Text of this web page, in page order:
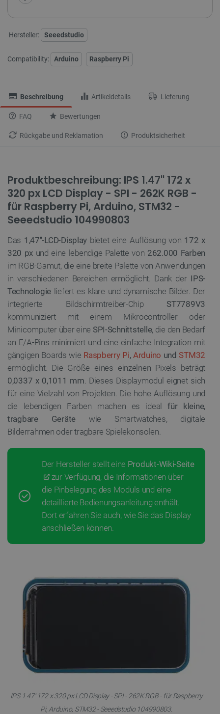
Hersteller: Seeedstudio
Compatibility: Arduino Raspberry Pi
Beschreibung Artikeldetails Lieferung
FAQ Bewertungen
Rückgabe und Reklamation Produktsicherheit
Produktbeschreibung: IPS 1.47'' 172 x
320 px LCD Display - SPI - 262K RGB -
für Raspberry Pi, Arduino, STM32 -
Seeedstudio 104990803
Das 1,47''-LCD-Display bietet eine Auflösung von 172 x
320 px und eine lebendige Palette von 262.000 Farben
im RGB-Gamut, die eine breite Palette von Anwendungen
in verschiedenen Bereichen ermöglicht. Dank der IPS-
Technologie liefert es klare und dynamische Bilder. Der
integrierte Bildschirmtreiber-Chip ST7789V3
kommuniziert mit einem Mikrocontroller oder
Minicomputer über eine SPI-Schnittstelle, die den Bedarf
an E/A-Pins minimiert und eine einfache Integration mit
gängigen Boards wie Raspberry Pi, Arduino und STM32
ermöglicht. Die Größe eines einzelnen Pixels beträgt
0,0337 x 0,1011 mm . Dieses Displaymodul eignet sich
für eine Vielzahl von Projekten. Die hohe Auflösung und
die lebendigen Farben machen es idealfür kleine,
tragbare Geräte wie Smartwatches, digitale
Bilderrahmen oder tragbare Spielekonsolen.
Der Hersteller stellt eine Produkt-Wiki-Seite
zur Verfügung, die Informationen über
die Pinbelegung des Moduls und eine
detaillierte Bedienungsanleitung enthält.
Dort erfahren Sie auch, wie Sie das Display
anschließen können.
IPS 1.47'' 172 x 320 px LCD Display - SPI - 262K RGB - für Raspberry
Pi, Arduino, STM32 - Seeedstudio 104990803.